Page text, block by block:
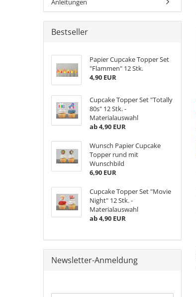
Anleitungen
Bestseller
Papier Cupcake Topper Set
"Flammen" 12 Stk.
4,90 EUR
Cupcake Topper Set "Totally
80s" 12 Stk. -
Materialauswahl
ab 4,90 EUR
Wunsch Papier Cupcake
Topper rund mit
Wunschbild
6,90 EUR
Cupcake Topper Set "Movie
Night" 12 Stk. -
Materialauswahl
ab 4,90 EUR
Newsletter-Anmeldung